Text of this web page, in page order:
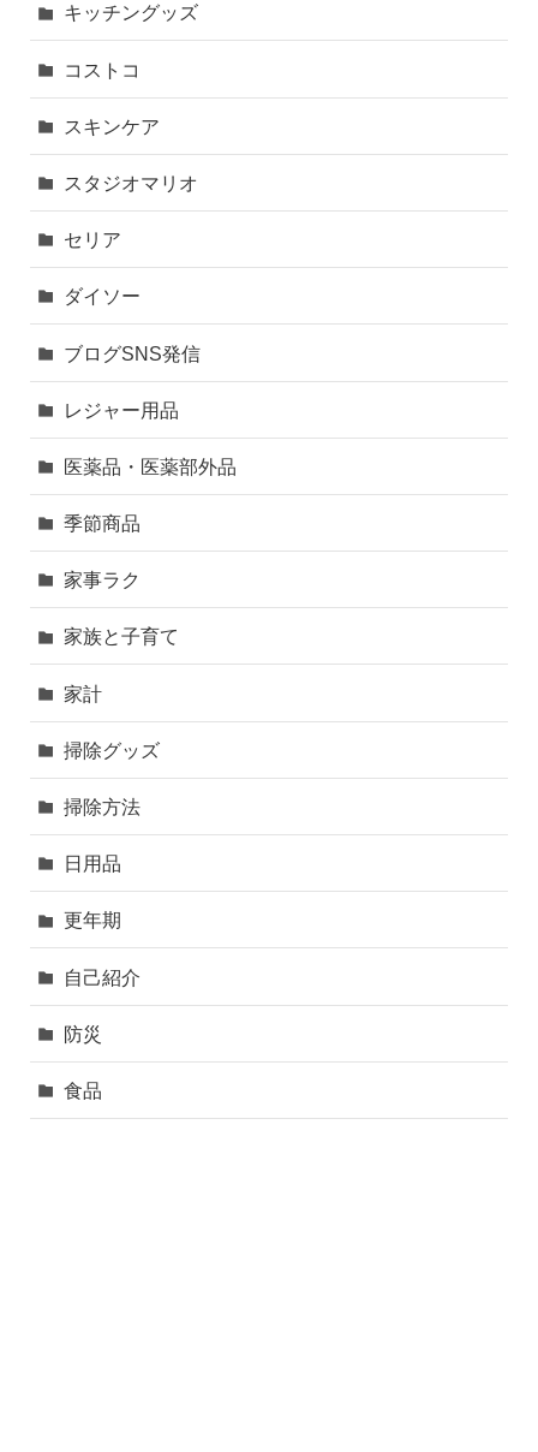
キッチングッズ
コストコ
スキンケア
スタジオマリオ
セリア
ダイソー
ブログSNS発信
レジャー用品
医薬品・医薬部外品
季節商品
家事ラク
家族と子育て
家計
掃除グッズ
掃除方法
日用品
更年期
自己紹介
防災
食品